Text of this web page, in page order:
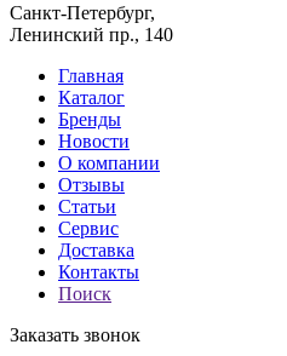
Санкт-Петербург,
Ленинский пр., 140
Главная
Каталог
Бренды
Новости
О компании
Отзывы
Статьи
Сервис
Доставка
Контакты
Поиск
Заказать звонок